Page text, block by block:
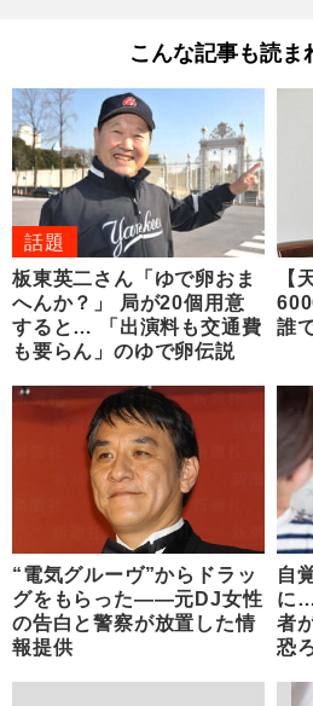
こんな記事も読ま
話題
板東英二さん「ゆで卵おま
へんか？」 局が20個用意
すると… 「出演料も交通費
も要らん」のゆで卵伝説
【
誰
“電気グルーヴ”からドラッ
グをもらった――元DJ女性
の告白と警察が放置した情
報提供
自
に
者
恐